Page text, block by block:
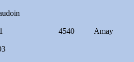
Roua,51 4540 Amay